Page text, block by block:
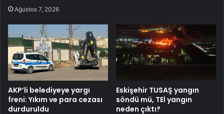
Ağustos 7, 2026
AKP’li belediyeye yargı
freni: Yıkım ve para cezası
durduruldu
Eskişehir TUSAŞ yangın
söndü mü, TEİ yangın
neden çıktı?